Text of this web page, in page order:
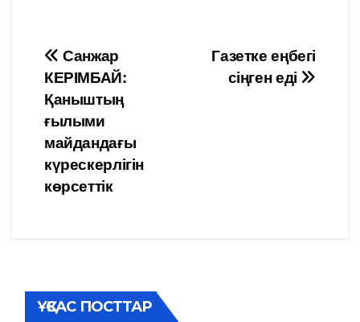
Навигация
по
записям
Газетке еңбегі
сіңген еді
Санжар
КЕРІМБАЙ:
Қаныштың
ғылыми
майдандағы
күрескерлігін
көрсеттік
ҰҚСАС ПОСТТАР